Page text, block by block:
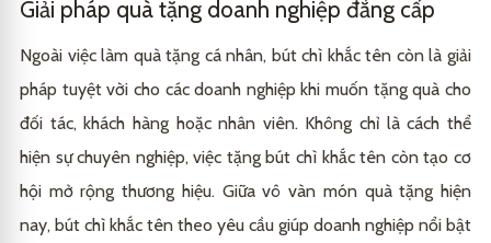
Giải pháp quà tặng doanh nghiệp đẳng cấp
Ngoài việc làm quà tặng cá nhân, bút chì khắc tên còn là giải
pháp tuyệt vời cho các doanh nghiệp khi muốn tặng quà cho
đối tác, khách hàng hoặc nhân viên. Không chỉ là cách thể
hiện sự chuyên nghiệp, việc tặng bút chì khắc tên còn tạo cơ
hội mở rộng thương hiệu. Giữa vô vàn món quà tặng hiện
nay, bút chì khắc tên theo yêu cầu giúp doanh nghiệp nổi bật